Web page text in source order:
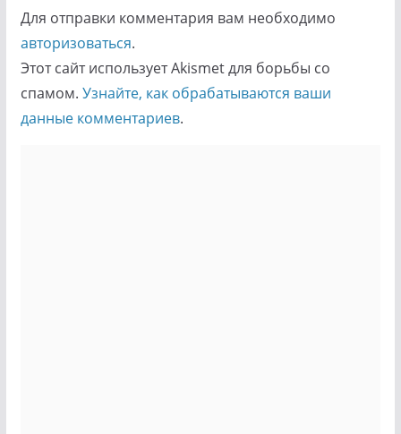
Для отправки комментария вам необходимо
авторизоваться.
Этот сайт использует Akismet для борьбы со
спамом. Узнайте, как обрабатываются ваши
данные комментариев.